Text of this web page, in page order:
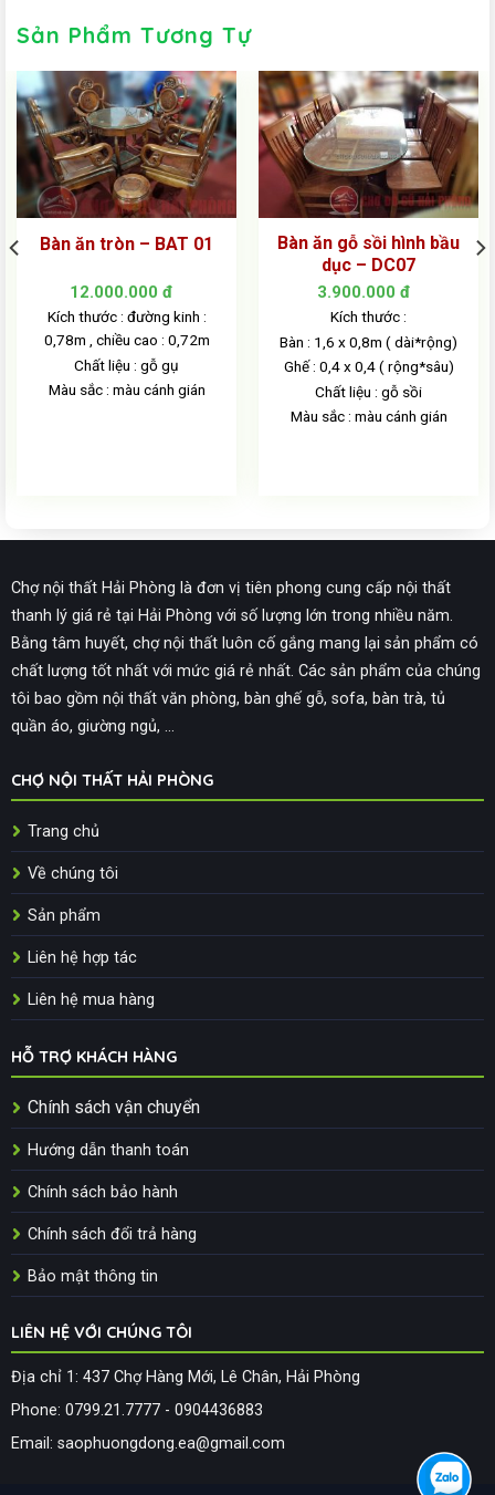
Sản Phẩm Tương Tự
Bàn ăn tròn – BAT 01
12.000.000 đ
Kích thước : đường kinh :
0,78m , chiều cao : 0,72m
Chất liệu : gỗ gụ
Màu sắc : màu cánh gián
Bàn ăn gỗ sồi hình bầu
dục – DC07
3.900.000 đ
Kích thước :
Bàn : 1,6 x 0,8m ( dài*rộng)
Ghế : 0,4 x 0,4 ( rộng*sâu)
Chất liệu : gỗ sồi
Màu sắc : màu cánh gián
Chợ nội thất Hải Phòng là đơn vị tiên phong cung cấp nội thất
thanh lý giá rẻ tại Hải Phòng với số lượng lớn trong nhiều năm.
Bằng tâm huyết, chợ nội thất luôn cố gắng mang lại sản phẩm có
chất lượng tốt nhất với mức giá rẻ nhất. Các sản phẩm của chúng
tôi bao gồm nội thất văn phòng, bàn ghế gỗ, sofa, bàn trà, tủ
quần áo, giường ngủ, ...
CHỢ NỘI THẤT HẢI PHÒNG
Trang chủ
Về chúng tôi
Sản phẩm
Liên hệ hợp tác
Liên hệ mua hàng
HỖ TRỢ KHÁCH HÀNG
Chính sách vận chuyển
Hướng dẫn thanh toán
Chính sách bảo hành
Chính sách đổi trả hàng
Bảo mật thông tin
LIÊN HỆ VỚI CHÚNG TÔI
Địa chỉ 1: 437 Chợ Hàng Mới, Lê Chân, Hải Phòng
Phone: 0799.21.7777 - 0904436883
Email: saophuongdong.ea@gmail.com